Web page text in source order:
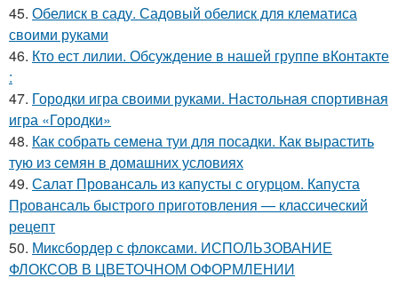
45. Обелиск в саду. Садовый обелиск для клематиса
своими руками
46. Кто ест лилии. Обсуждение в нашей группе вКонтакте
:
47. Городки игра своими руками. Настольная спортивная
игра «Городки»
48. Как собрать семена туи для посадки. Как вырастить
тую из семян в домашних условиях
49. Салат Провансаль из капусты с огурцом. Капуста
Провансаль быстрого приготовления — классический
рецепт
50. Миксбордер с флоксами. ИСПОЛЬЗОВАНИЕ
ФЛОКСОВ В ЦВЕТОЧНОМ ОФОРМЛЕНИИ